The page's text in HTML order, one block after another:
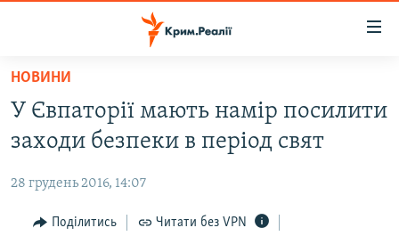
Перейти
основного
матеріалу
до
навігації
ВОДА.КРИМ
ПОЛІТИКА
БЛОГИ
НОВИНИ
У Євпаторії мають намір посилити
заходи безпеки в період свят
28 грудень 2016, 14:07
Поділитись Читати без VPN